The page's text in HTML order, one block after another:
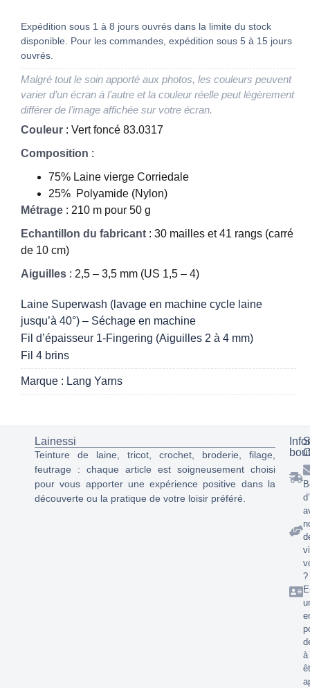
Expédition sous 1 à 8 jours ouvrés dans la limite du stock
disponible. Pour les commandes, expédition sous 5 à 15 jours
ouvrés.
Malgré tout le soin apporté aux photos, les couleurs peuvent
varier d’un écran à l’autre et la couleur réelle peut légèrement
différer de l’image affichée sur votre écran.
Couleur : Vert foncé 83.0317
Composition :
75% Laine vierge Corriedale
25% Polyamide (Nylon)
Métrage : 210 m pour 50 g
Echantillon du fabricant : 30 mailles et 41 rangs (carré
de 10 cm)
Aiguilles : 2,5 – 3,5 mm (US 1,5 – 4)
Laine Superwash (lavage en machine cycle laine
jusqu’à 40°) – Séchage en machine
Fil d’épaisseur 1-Fingering (Aiguilles 2 à 4 mm)
Fil 4 brins
Marque : Lang Yarns
Lainessi
Teinture de laine, tricot, crochet, broderie, filage,
feutrage : chaque article est soigneusement choisi
pour vous apporter une expérience positive dans la
découverte ou la pratique de votre loisir préféré.
?
à